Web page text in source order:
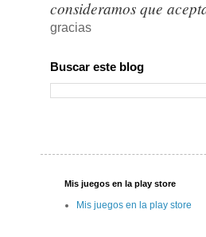
consideramos que
gracias
Buscar este blog
Mis juegos en la play store
Mis juegos en la play store